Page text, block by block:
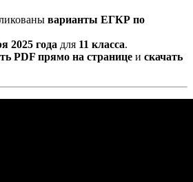
варианты ЕГКР по
2025 года для 11 класса.
PDF прямо на странице и скачать